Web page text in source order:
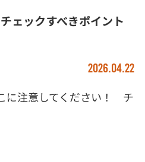
ェックすべきポイント
2026.04.22
に注意してください！ チ